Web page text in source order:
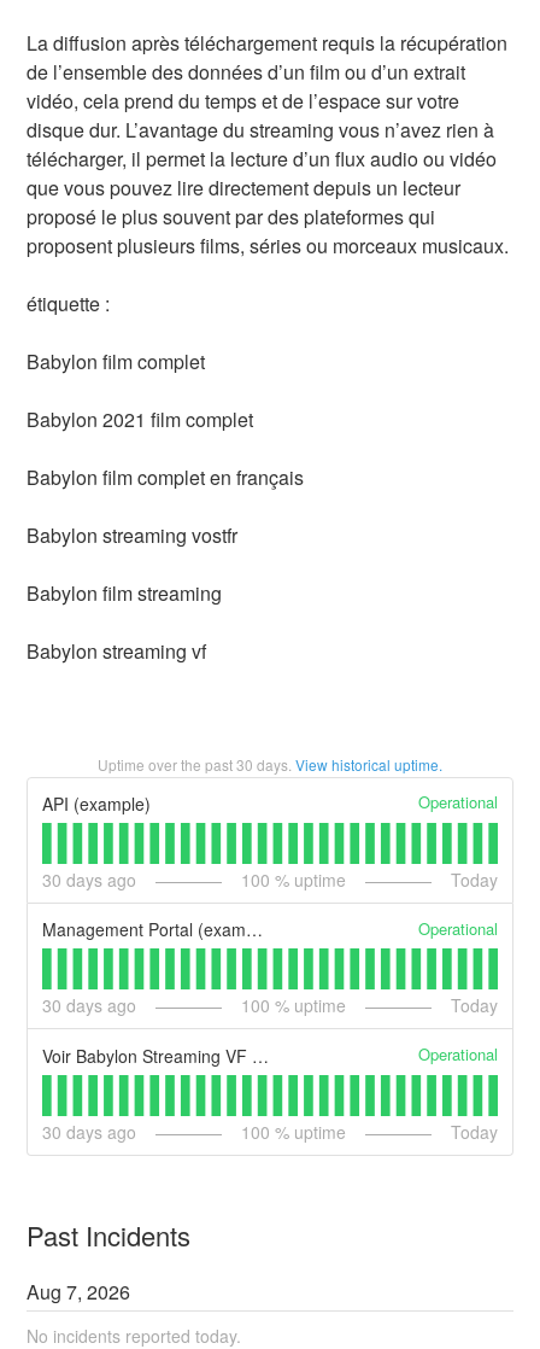
La diffusion après téléchargement requis la récupération
de l’ensemble des données d’un film ou d’un extrait
vidéo, cela prend du temps et de l’espace sur votre
disque dur. L’avantage du streaming vous n’avez rien à
télécharger, il permet la lecture d’un flux audio ou vidéo
que vous pouvez lire directement depuis un lecteur
proposé le plus souvent par des plateformes qui
proposent plusieurs films, séries ou morceaux musicaux.
étiquette :
Babylon film complet
Babylon 2021 film complet
Babylon film complet en français
Babylon streaming vostfr
Babylon film streaming
Babylon streaming vf
Uptime over the past30 days. View historical uptime.
API (example) Operational
30 days ago 100 % uptime Today
Management Portal (example) Operational
30 days ago 100 % uptime Today
Voir Babylon Streaming VF | Film et VOSTFR en HD Operational
30 days ago 100 % uptime Today
Past Incidents
Aug7,2026
No incidents reported today.